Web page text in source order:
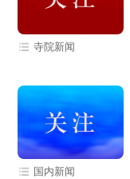
寺院新闻
国内新闻